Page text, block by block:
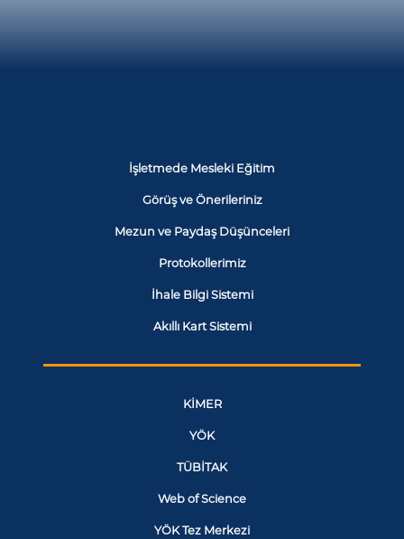
İşletmede Mesleki Eğitim
Görüş ve Önerileriniz
Mezun ve Paydaş Düşünceleri
Protokollerimiz
İhale Bilgi Sistemi
Akıllı Kart Sistemi
KİMER
YÖK
TÜBİTAK
Web of Science
YÖK Tez Merkezi